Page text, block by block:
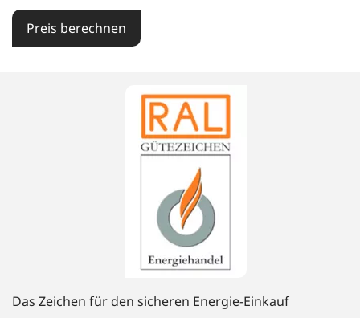
Preis berechnen
Das Zeichen für den sicheren Energie-Einkauf